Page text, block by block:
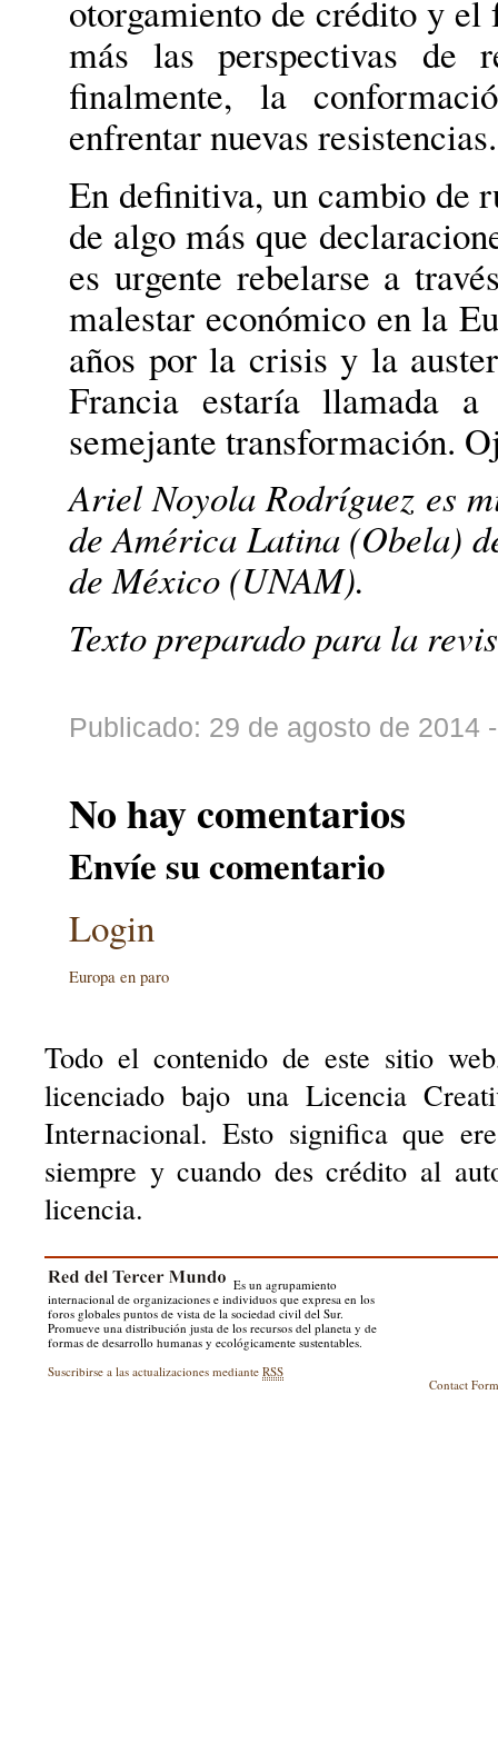
otorgamiento de crédito y
más las perspectivas de
finalmente, la
enfrentar nuevas resistencias.
En definitiva, un cambio de
de algo más que
es urgente rebelarse a
malestar económico en la
años por la crisis y la
Francia estaría llamada
semejante transformación.
Ariel Noyola Rodríguez es
de América Latina (Obela)
de México (UNAM).
Texto preparado para la
Publicado: 29 de agosto de 2014
No hay comentarios
Envíe su comentario
Login
Europa en paro
Todo el contenido de este sitio
licenciado bajo una Licencia
Internacional. Esto significa que
siempre y cuando des crédito al
licencia.
Es un agrupamiento
internacional de organizaciones e individuos que expresa en los
foros globales puntos de vista de la sociedad civil del Sur.
Promueve una distribución justa de los recursos del planeta y de
formas de desarrollo humanas y ecológicamente sustentables.
Suscribirse a las actualizaciones medianteRSS
Contact Form